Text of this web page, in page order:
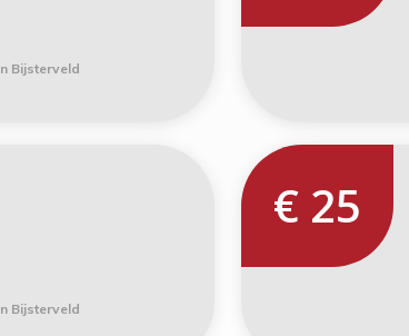
Bijsterveld
Bijsterveld
€ 25